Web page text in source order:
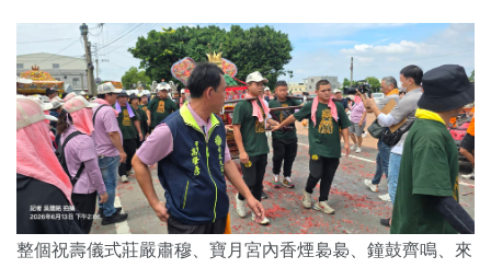
整個祝壽儀式莊嚴肅穆、寶月宮內香煙裊裊、鐘鼓齊鳴、來